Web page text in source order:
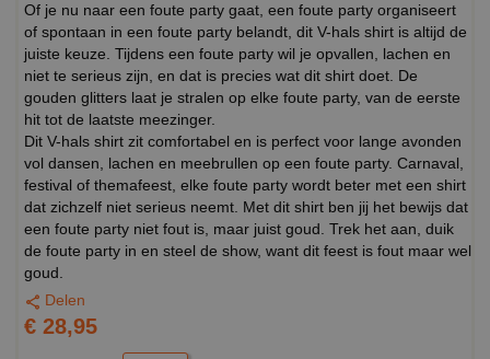
Of je nu naar een foute party gaat, een foute party organiseert
of spontaan in een foute party belandt, dit V-hals shirt is altijd de
juiste keuze. Tijdens een foute party wil je opvallen, lachen en
niet te serieus zijn, en dat is precies wat dit shirt doet. De
gouden glitters laat je stralen op elke foute party, van de eerste
hit tot de laatste meezinger.
Dit V-hals shirt zit comfortabel en is perfect voor lange avonden
vol dansen, lachen en meebrullen op een foute party. Carnaval,
festival of themafeest, elke foute party wordt beter met een shirt
dat zichzelf niet serieus neemt. Met dit shirt ben jij het bewijs dat
een foute party niet fout is, maar juist goud. Trek het aan, duik
de foute party in en steel de show, want dit feest is fout maar wel
goud.
Delen
€ 28,95